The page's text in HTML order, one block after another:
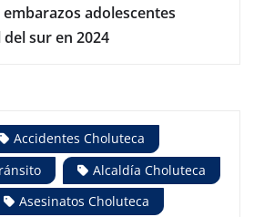
adolescentes
sur en 2024
Accidentes Choluteca
Alcaldía Choluteca
Asesinatos Choluteca